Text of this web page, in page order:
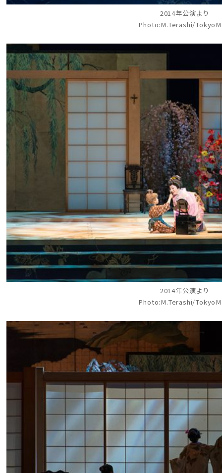
2014年公演より
Photo:M.Terashi/
2014年公演より
Photo:M.Terashi/